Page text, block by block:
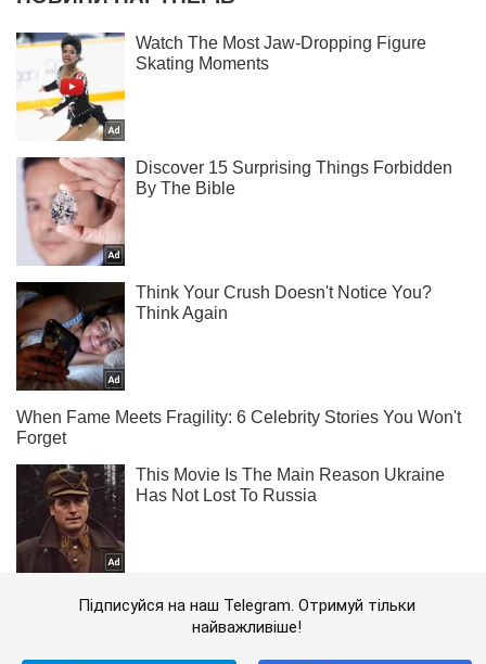
Підписуйся на наш Telegram. Отримуй тільки
найважливіше!